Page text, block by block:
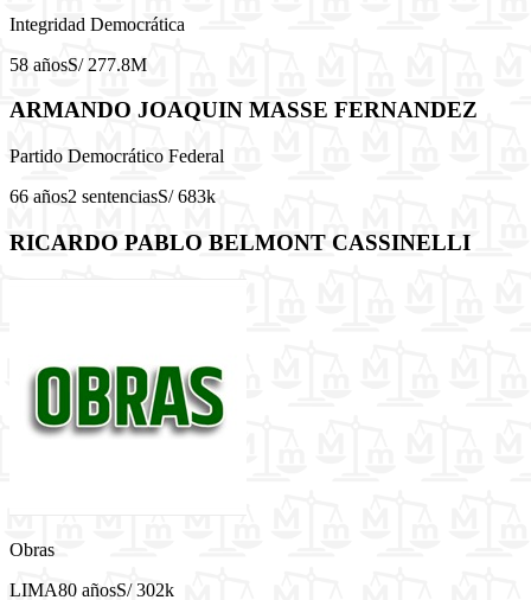
Integridad Democrática
58 añosS/ 277.8M
ARMANDO JOAQUIN MASSE FERNANDEZ
Partido Democrático Federal
66 años2 sentenciasS/ 683k
RICARDO PABLO BELMONT CASSINELLI
Obras
LIMA80 añosS/ 302k